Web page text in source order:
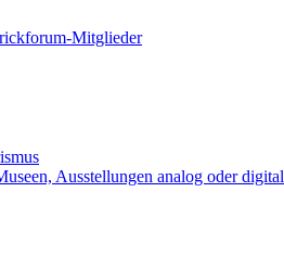
Mitglieder
Ausstellungen analog oder digital